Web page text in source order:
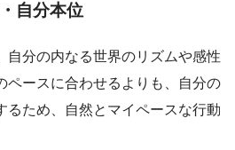
自分本位
自分の内なる世界のリズムや感性
ペースに合わせるよりも、自分の
るため、自然とマイペースな行動